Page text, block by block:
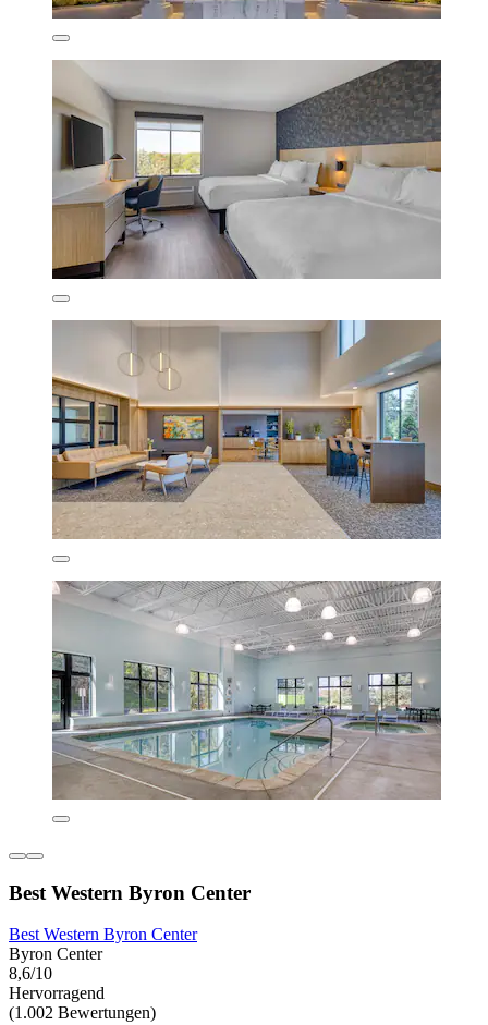
Best Western Byron Center
Best Western Byron Center
Byron Center
8,6/10
Hervorragend
(1.002 Bewertungen)